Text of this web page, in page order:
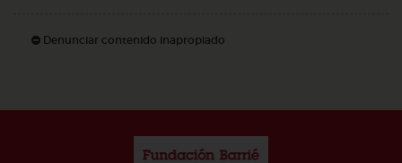
Denunciar contenido inapropiado